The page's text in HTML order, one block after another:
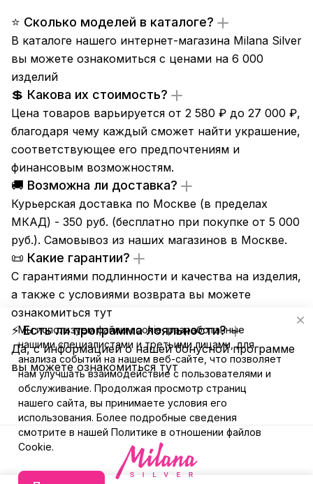
⭐ Сколько моделей в каталоге?
В каталоге нашего интернет-магазина Milana Silver
вы можете ознакомиться с ценами на 6 000
изделий
💲 Какова их стоимость?
Цена товаров варьируется от 2 580 ₽ до 27 000 ₽,
благодаря чему каждый сможет найти украшение,
соответствующее его предпочтениям и
финансовым возможностям.
🚚 Возможна ли доставка?
Курьерская доставка по Москве (в пределах
МКАД) - 350 руб. (бесплатно при покупке от 5 000
руб.). Самовывоз из наших магазинов в Москве.
📜 Какие гарантии?
С гарантиями подлинности и качества на изделия,
а также с условиями возврата вы можете
ознакомиться тут
⚡ Есть ли программа лояльности?
Да, с информацией о нашей бонусной программе
вы можете ознакомитьсятут
Мы используем файлы cookie, разработанные
нашими специалистами и третьими лицами, для
анализа событий на нашем веб-сайте, что позволяет
нам улучшать взаимодействие с пользователями и
обслуживание. Продолжая просмотр страниц
нашего сайта, вы принимаете условия его
использования. Более подробные сведения
смотрите в нашей Политике в отношении файлов
Cookie.